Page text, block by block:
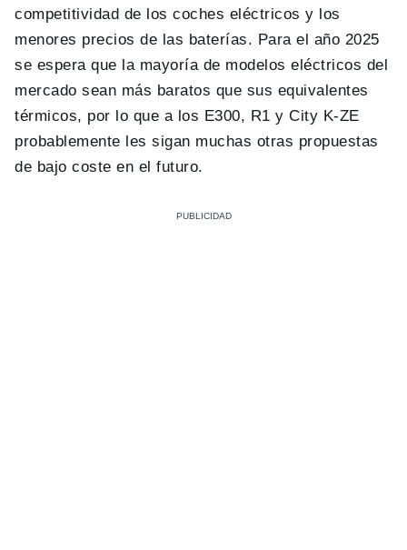
competitividad de los coches eléctricos y los
menores precios de las baterías. Para el año 2025
se espera que la mayoría de modelos eléctricos del
mercado sean más baratos que sus equivalentes
térmicos, por lo que a los E300, R1 y City K-ZE
probablemente les sigan muchas otras propuestas
de bajo coste en el futuro.